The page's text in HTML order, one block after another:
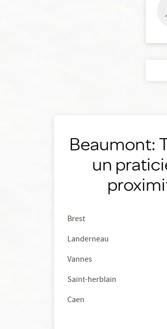
Beaumont:
un
Brest
Landerneau
Vannes
Saint-herblain
Caen